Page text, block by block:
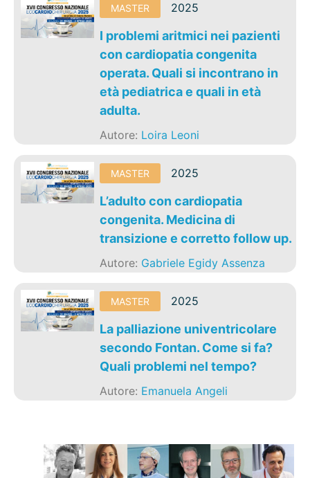
MASTER 2025
I problemi aritmici nei pazienti
con cardiopatia congenita
operata. Quali si incontrano in
età pediatrica e quali in età
adulta.
Autore: Loira Leoni
MASTER 2025
L’adulto con cardiopatia
congenita. Medicina di
transizione e corretto follow up.
Autore: Gabriele Egidy Assenza
MASTER 2025
La palliazione univentricolare
secondo Fontan. Come si fa?
Quali problemi nel tempo?
Autore: Emanuela Angeli